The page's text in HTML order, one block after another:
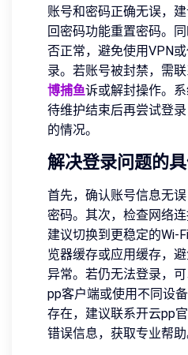
账号和密码正确无误，
回密码功能重置密码。
否正常，避免使用VPN
录。若账号被封禁，需
博捕鱼诉或解封操作。
待维护结束后再尝试登
的情况。
解决登录问题的
首先，确认账号信息无
密码。其次，检查网络连
建议切换到更稳定的Wi-
览器缓存或应用缓存，
异常。若仍无法登录，
pp客户端或使用不同设
存在，建议联系开云pp
错误信息，获取专业帮助